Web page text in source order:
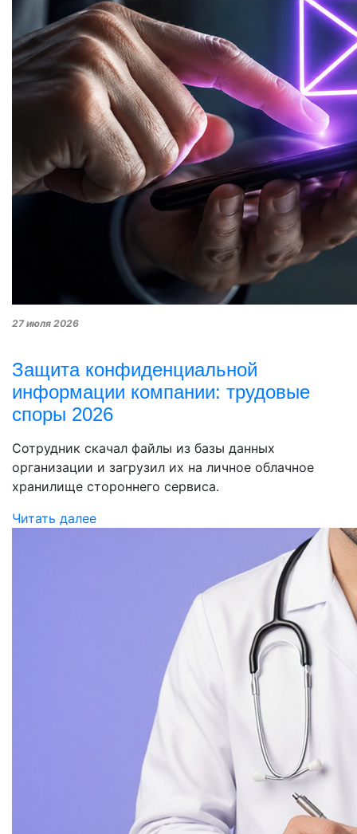
27 июля 2026
Защита конфиденциальной
информации компании: трудовые
споры 2026
Сотрудник скачал файлы из базы данных
организации и загрузил их на личное облачное
хранилище стороннего сервиса.
Читать далее